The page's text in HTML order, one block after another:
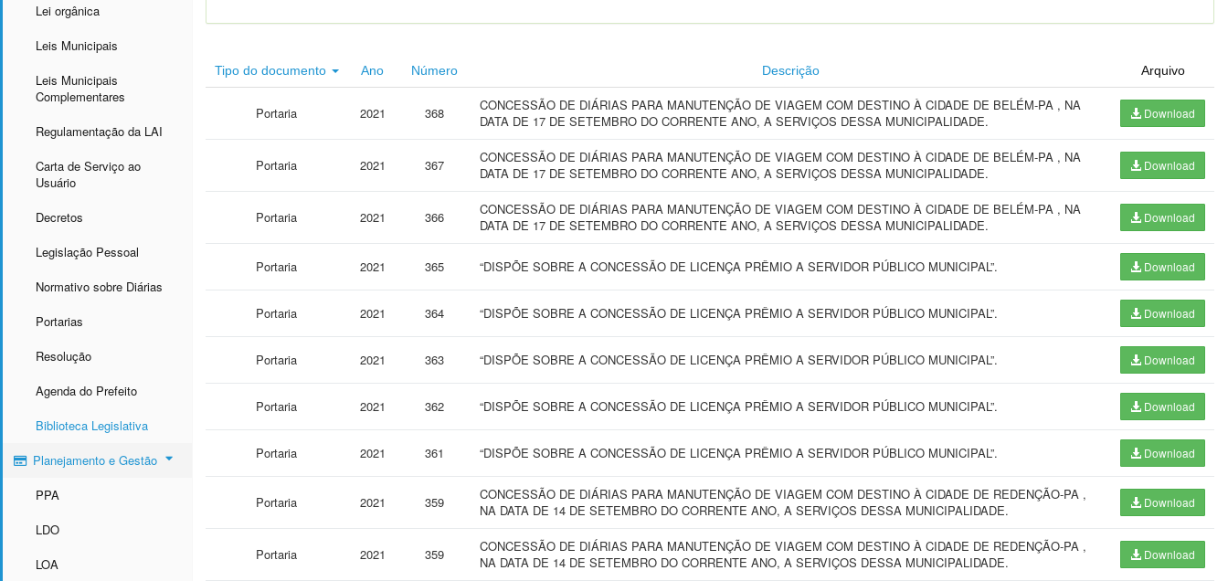
Lei orgânica
Leis Municipais
Leis Municipais
Complementares
Regulamentação da LAI
Carta de Serviço ao
Usuário
Decretos
Legislação Pessoal
Normativo sobre Diárias
Portarias
Resolução
Agenda do Prefeito
Biblioteca Legislativa
Planejamento e Gestão
PPA
LDO
LOA
Tipo do documento Ano Número Descrição Arquivo
Portaria 2021 368
CONCESSÃO DE DIÁRIAS PARA MANUTENÇÃO DE VIAGEM COM DESTINO À CIDADE DE BELÉM-PA , NA
DATA DE 17 DE SETEMBRO DO CORRENTE ANO, A SERVIÇOS DESSA MUNICIPALIDADE.
Download
Portaria 2021 367
CONCESSÃO DE DIÁRIAS PARA MANUTENÇÃO DE VIAGEM COM DESTINO À CIDADE DE BELÉM-PA , NA
DATA DE 17 DE SETEMBRO DO CORRENTE ANO, A SERVIÇOS DESSA MUNICIPALIDADE.
Download
Portaria 2021 366
CONCESSÃO DE DIÁRIAS PARA MANUTENÇÃO DE VIAGEM COM DESTINO À CIDADE DE BELÉM-PA , NA
DATA DE 17 DE SETEMBRO DO CORRENTE ANO, A SERVIÇOS DESSA MUNICIPALIDADE.
Download
Portaria 2021 365 “DISPÕE SOBRE A CONCESSÃO DE LICENÇA PRÊMIO A SERVIDOR PÚBLICO MUNICIPAL”. Download
Portaria 2021 364 “DISPÕE SOBRE A CONCESSÃO DE LICENÇA PRÊMIO A SERVIDOR PÚBLICO MUNICIPAL”. Download
Portaria 2021 363 “DISPÕE SOBRE A CONCESSÃO DE LICENÇA PRÊMIO A SERVIDOR PÚBLICO MUNICIPAL”. Download
Portaria 2021 362 “DISPÕE SOBRE A CONCESSÃO DE LICENÇA PRÊMIO A SERVIDOR PÚBLICO MUNICIPAL”. Download
Portaria 2021 361 “DISPÕE SOBRE A CONCESSÃO DE LICENÇA PRÊMIO A SERVIDOR PÚBLICO MUNICIPAL”. Download
Portaria 2021 359
CONCESSÃO DE DIÁRIAS PARA MANUTENÇÃO DE VIAGEM COM DESTINO À CIDADE DE REDENÇÃO-PA ,
NA DATA DE 14 DE SETEMBRO DO CORRENTE ANO, A SERVIÇOS DESSA MUNICIPALIDADE.
Download
Portaria 2021 359
CONCESSÃO DE DIÁRIAS PARA MANUTENÇÃO DE VIAGEM COM DESTINO À CIDADE DE REDENÇÃO-PA ,
NA DATA DE 14 DE SETEMBRO DO CORRENTE ANO, A SERVIÇOS DESSA MUNICIPALIDADE.
Download